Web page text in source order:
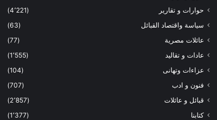
حوارات و تقارير
(4٬221)
سياسة واقتصاد القبائل
(63)
عائلات مصرية
(77)
عادات و تقاليد
(1٬555)
عزاءات وتهانى
(104)
فنون و ادب
(707)
قبائل و عائلات
(2٬857)
كتابنا
(1٬377)